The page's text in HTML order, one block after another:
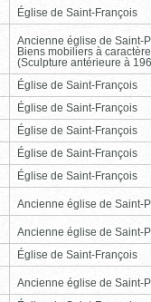
Église de Saint-François
Ancienne église de Saint-
Biens mobiliers à
(Sculpture antérieure à
Église de Saint-François
Église de Saint-François
Église de Saint-François
Église de Saint-François
Église de Saint-François
Ancienne église de Saint-
Ancienne église de Saint-
Église de Saint-François
Ancienne église de Saint-